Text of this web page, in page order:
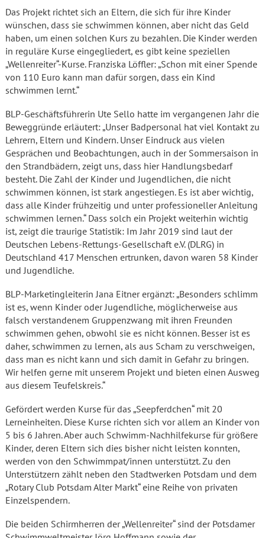
Das Projekt richtet sich an Eltern, die sich für ihre Kinder
wünschen, dass sie schwimmen können, aber nicht das Geld
haben, um einen solchen Kurs zu bezahlen. Die Kinder werden
in reguläre Kurse eingegliedert, es gibt keine speziellen
„Wellenreiter“-Kurse. Franziska Löffler: „Schon mit einer Spende
von 110 Euro kann man dafür sorgen, dass ein Kind
schwimmen lernt.“
BLP-Geschäftsführerin Ute Sello hatte im vergangenen Jahr die
Beweggründe erläutert: „Unser Badpersonal hat viel Kontakt zu
Lehrern, Eltern und Kindern. Unser Eindruck aus vielen
Gesprächen und Beobachtungen, auch in der Sommersaison in
den Strandbädern, zeigt uns, dass hier Handlungsbedarf
besteht. Die Zahl der Kinder und Jugendlichen, die nicht
schwimmen können, ist stark angestiegen. Es ist aber wichtig,
dass alle Kinder frühzeitig und unter professioneller Anleitung
schwimmen lernen.“ Dass solch ein Projekt weiterhin wichtig
ist, zeigt die traurige Statistik: Im Jahr 2019 sind laut der
Deutschen Lebens-Rettungs-Gesellschaft e.V. (DLRG) in
Deutschland 417 Menschen ertrunken, davon waren 58 Kinder
und Jugendliche.
BLP-Marketingleiterin Jana Eitner ergänzt: „Besonders schlimm
ist es, wenn Kinder oder Jugendliche, möglicherweise aus
falsch verstandenem Gruppenzwang mit ihren Freunden
schwimmen gehen, obwohl sie es nicht können. Besser ist es
daher, schwimmen zu lernen, als aus Scham zu verschweigen,
dass man es nicht kann und sich damit in Gefahr zu bringen.
Wir helfen gerne mit unserem Projekt und bieten einen Ausweg
aus diesem Teufelskreis.“
Gefördert werden Kurse für das „Seepferdchen“ mit 20
Lerneinheiten. Diese Kurse richten sich vor allem an Kinder von
5 bis 6 Jahren. Aber auch Schwimm-Nachhilfekurse für größere
Kinder, deren Eltern sich dies bisher nicht leisten konnten,
werden von den Schwimmpat/innen unterstützt. Zu den
Unterstützern zählt neben den Stadtwerken Potsdam und dem
„Rotary Club Potsdam Alter Markt“ eine Reihe von privaten
Einzelspendern.
Die beiden Schirmherren der „Wellenreiter“ sind der Potsdamer